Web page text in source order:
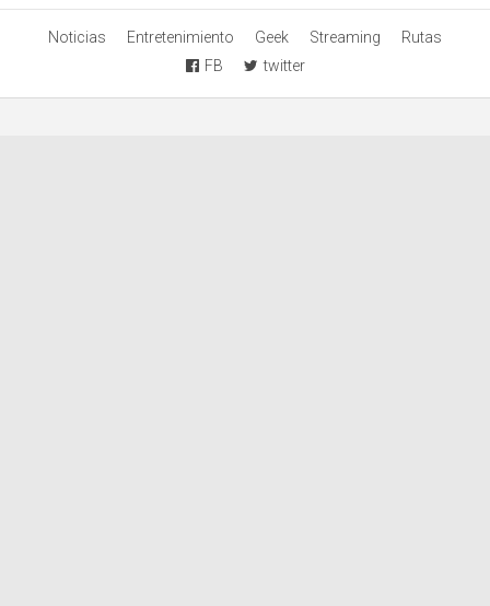
Noticias Entretenimiento Geek Streaming
Rutas
FB
twitter